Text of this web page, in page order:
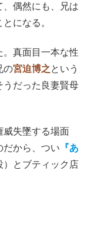
、偶然にも、兄は
になる。
。真面目一本な性
の宮迫博之という
うだった良妻賢母
威失墜する場面
だから、つい 『あ
）とブティック店